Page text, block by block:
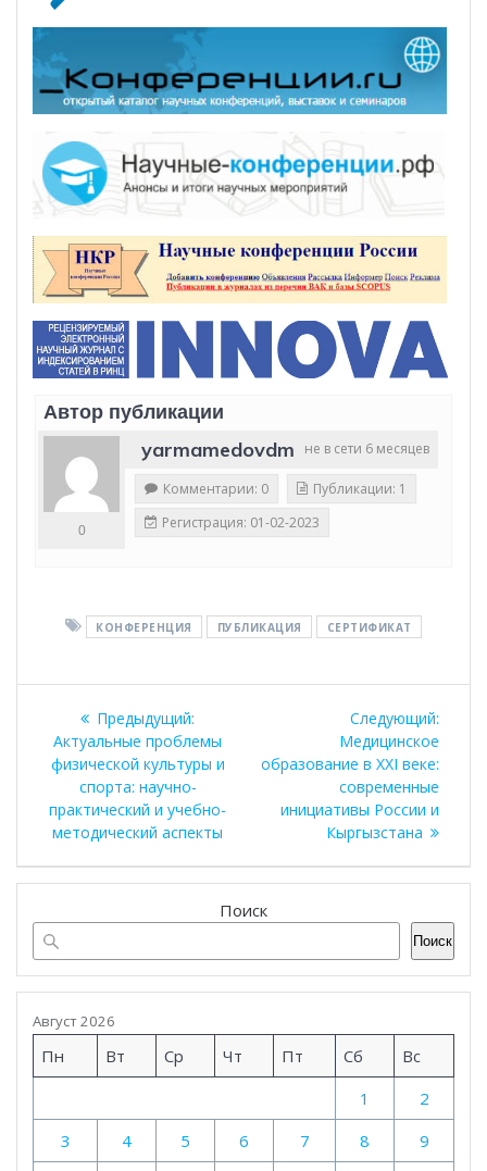
Автор публикации
не в сети 6 месяцев
yarmamedovdm
0
Комментарии: 0
Публикации: 1
Регистрация: 01-02-2023
КОНФЕРЕНЦИЯ ПУБЛИКАЦИЯ СЕРТИФИКАТ
Навигация
по
записям
Предыдущий:
запись:
Актуальные проблемы
физической культуры и
спорта: научно-
практический и учебно-
методический аспекты
Следующий:
Медицинское
образование в XXI веке:
современные
инициативы России и
Кыргызстана
Поиск
Поиск
Август 2026
Пн Вт Ср Чт Пт Сб
Вс
1
2
3
4 5 6 7 8
9